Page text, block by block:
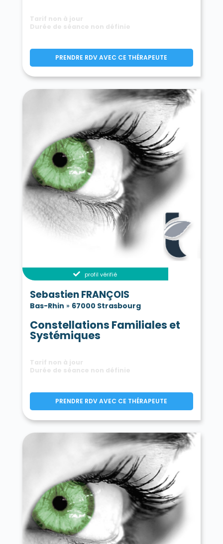
Tarif non à jour
Durée de séance non définie
PRENDRE RDV AVEC CE THÉRAPEUTE
profil vérifié
Sebastien FRANÇOIS
Bas-Rhin » 67000 Strasbourg
Constellations Familiales et
Systémiques
Tarif non à jour
Durée de séance non définie
PRENDRE RDV AVEC CE THÉRAPEUTE